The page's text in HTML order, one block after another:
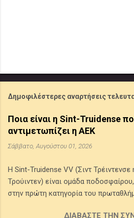
Δημοφιλέστερες αναρτήσεις
Ποια είναι η Sint-Truidense
αντιμετωπίζει η ΑΕΚ
Σάββατο, Αυγούστου 01, 2026
Η Sint-Truidense VV (Σιντ Τρέιντενσε
Τρούιντεν) είναι ομάδα
στην πρώτη κατηγορία του
ΔΙΑΒΆΣΤΕ ΤΗΝ